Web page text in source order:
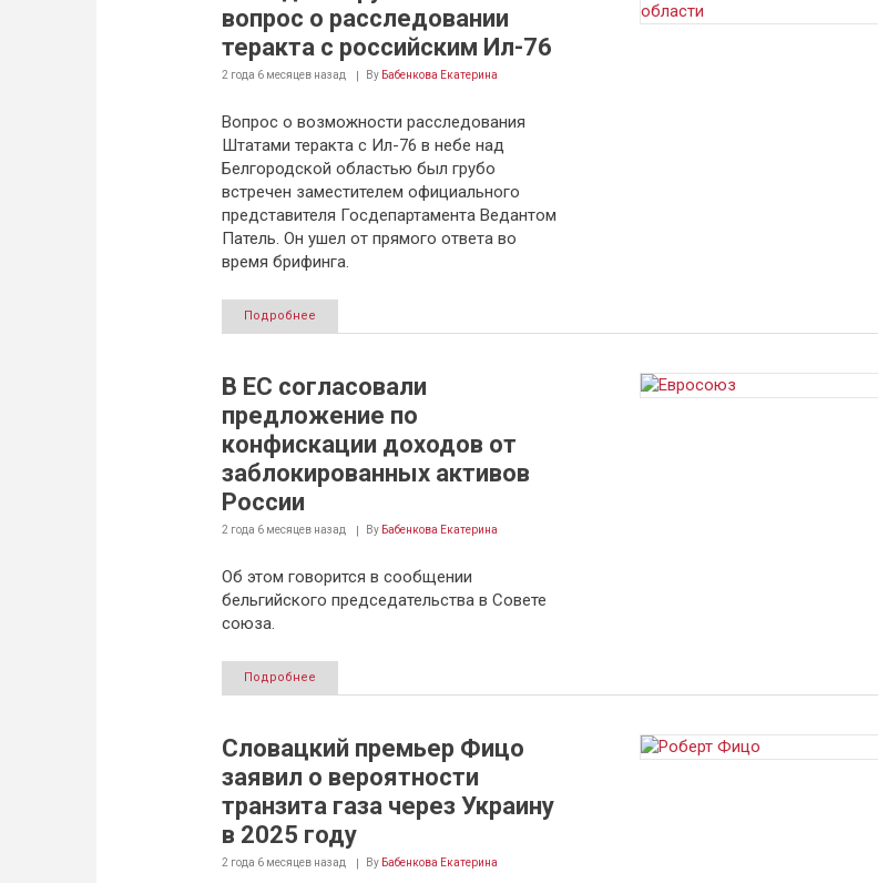
вопрос о расследовании
теракта с российским Ил-76
2 года 6 месяцевназад By Бабенкова Екатерина
Вопрос о возможности расследования
Штатами теракта с Ил-76 в небе над
Белгородской областью был грубо
встречен заместителем официального
представителя Госдепартамента Ведантом
Патель. Он ушел от прямого ответа во
время брифинга.
Подробнее
В ЕС согласовали
предложение по
конфискации доходов от
заблокированных активов
России
2 года 6 месяцевназад By Бабенкова Екатерина
Об этом говорится в сообщении
бельгийского председательства в Совете
союза.
Подробнее
Словацкий премьер Фицо
заявил о вероятности
транзита газа через Украину
в 2025 году
2 года 6 месяцевназад By Бабенкова Екатерина